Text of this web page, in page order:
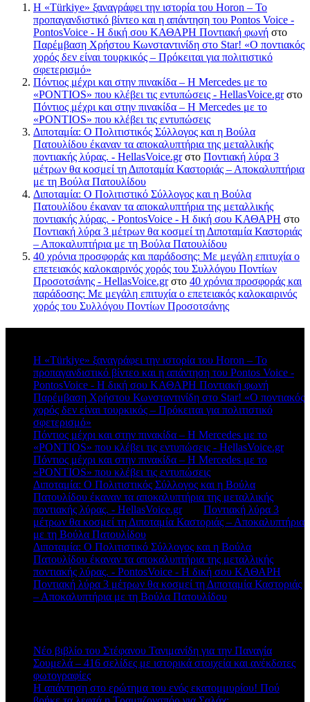
Η «Türkiye» ξαναγράφει την ιστορία του Horon – Το
προπαγανδιστικό βίντεο και η απάντηση του Pontos Voice -
PontosVoice - H δική σου ΚΑΘΑΡΗ Ποντιακή φωνή στο
Παρέμβαση Χρήστου Κωνσταντινίδη στο Star! «Ο ποντιακός
χορός δεν είναι τουρκικός – Πρόκειται για πολιτιστικό
σφετερισμό»
Πόντιος μέχρι και στην πινακίδα – Η Mercedes με το
«PONTIOS» που κλέβει τις εντυπώσεις - HellasVoice.grστο
Πόντιος μέχρι και στην πινακίδα – Η Mercedes με το
«PONTIOS» που κλέβει τις εντυπώσεις
Διποταμία: Ο Πολιτιστικός Σύλλογος και η Βούλα
Πατουλίδου έκαναν τα αποκαλυπτήρια της μεταλλικής
ποντιακής λύρας. - HellasVoice.grστο Ποντιακή λύρα 3
μέτρων θα κοσμεί τη Διποταμία Καστοριάς – Αποκαλυπτήρια
με τη Βούλα Πατουλίδου
Διποταμία: Ο Πολιτιστικό Σύλλογος και η Βούλα
Πατουλίδου έκαναν τα αποκαλυπτήρια της μεταλλικής
ποντιακής λύρας. - PontosVoice - H δική σου ΚΑΘΑΡΗ στο
Ποντιακή λύρα 3 μέτρων θα κοσμεί τη Διποταμία Καστοριάς
– Αποκαλυπτήρια με τη Βούλα Πατουλίδου
40 χρόνια προσφοράς και παράδοσης: Με μεγάλη επιτυχία ο
επετειακός καλοκαιρινός χορός του Συλλόγου Ποντίων
Προσοτσάνης - HellasVoice.grστο 40 χρόνια προσφοράς και
παράδοσης: Με μεγάλη επιτυχία ο επετειακός καλοκαιρινός
χορός του Συλλόγου Ποντίων Προσοτσάνης
Η «Türkiye» ξαναγράφει την ιστορία του Horon – Το
προπαγανδιστικό βίντεο και η απάντηση του Pontos Voice -
PontosVoice - H δική σου ΚΑΘΑΡΗ Ποντιακή φωνή
Παρέμβαση Χρήστου Κωνσταντινίδη στο Star! «Ο ποντιακός
χορός δεν είναι τουρκικός – Πρόκειται για πολιτιστικό
σφετερισμό»
Πόντιος μέχρι και στην πινακίδα – Η Mercedes με το
«PONTIOS» που κλέβει τις εντυπώσεις - HellasVoice.grστο
Πόντιος μέχρι και στην πινακίδα – Η Mercedes με το
«PONTIOS» που κλέβει τις εντυπώσεις
Διποταμία: Ο Πολιτιστικός Σύλλογος και η Βούλα
Πατουλίδου έκαναν τα αποκαλυπτήρια της μεταλλικής
ποντιακής λύρας. - HellasVoice.grστο Ποντιακή λύρα 3
μέτρων θα κοσμεί τη Διποταμία Καστοριάς – Αποκαλυπτήρια
με τη Βούλα Πατουλίδου
Διποταμία: Ο Πολιτιστικό Σύλλογος και η Βούλα
Πατουλίδου έκαναν τα αποκαλυπτήρια της μεταλλικής
ποντιακής λύρας. - PontosVoice - H δική σου ΚΑΘΑΡΗ
Ποντιακή λύρα 3 μέτρων θα κοσμεί τη Διποταμία Καστοριάς
– Αποκαλυπτήρια με τη Βούλα Πατουλίδου
Νέο βιβλίο του Στέφανου Τανιμανίδη για την Παναγία
Σουμελά – 416 σελίδες με ιστορικά στοιχεία και ανέκδοτες
φωτογραφίες
Η απάντηση στο ερώτημα του ενός εκατομμυρίου! Πού